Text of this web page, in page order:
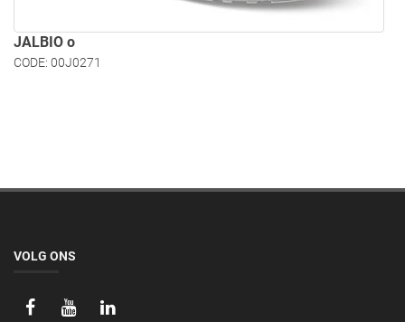
JALBIO o
CODE: 00J0271
VOLG ONS